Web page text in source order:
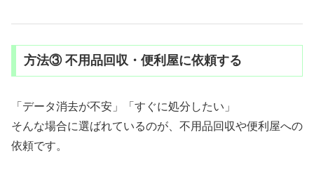
方法③ 不用品回収・便利屋に依頼する
「データ消去が不安」「すぐに処分したい」
そんな場合に選ばれているのが、不用品回収や便利屋への
依頼です。